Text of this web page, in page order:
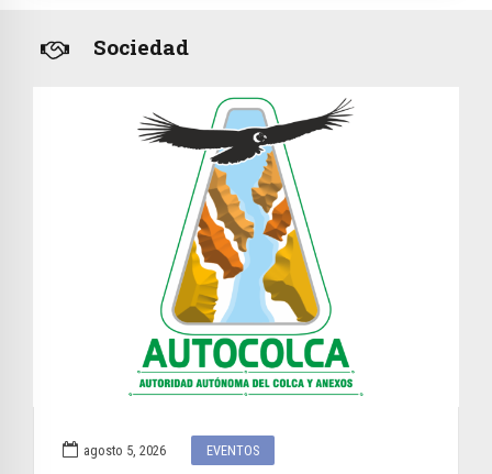
Sociedad
agosto 5, 2026 EVENTOS